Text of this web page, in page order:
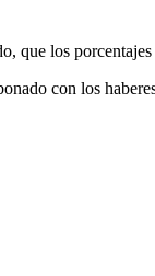
que los
con los